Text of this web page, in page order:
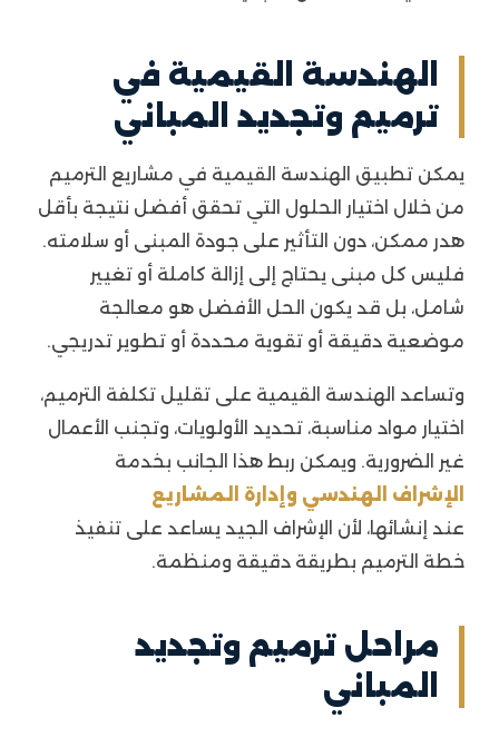
الهندسة القيمية في
ترميم وتجديد المباني
يمكن تطبيق الهندسة القيمية في مشاريع الترميم
من خلال اختيار الحلول التي تحقق أفضل نتيجة بأقل
هدر ممكن، دون التأثير على جودة المبنى أو سلامته.
فليس كل مبنى يحتاج إلى إزالة كاملة أو تغيير
شامل، بل قد يكون الحل الأفضل هو معالجة
موضعية دقيقة أو تقوية محددة أو تطوير تدريجي.
وتساعد الهندسة القيمية على تقليل تكلفة الترميم،
اختيار مواد مناسبة، تحديد الأولويات، وتجنب الأعمال
غير الضرورية. ويمكن ربط هذا الجانب بخدمة
الإشراف الهندسي وإدارة المشاريع
عند إنشائها، لأن الإشراف الجيد يساعد على تنفيذ
خطة الترميم بطريقة دقيقة ومنظمة.
مراحل ترميم وتجديد
المباني